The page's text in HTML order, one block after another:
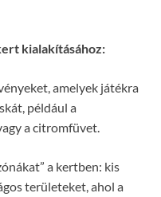
kialakításához:
amelyek játékra
például a
a citromfüvet.
a kertben: kis
területeket, ahol a